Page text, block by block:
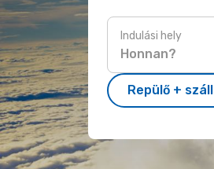
Indulási hely
Repülő +